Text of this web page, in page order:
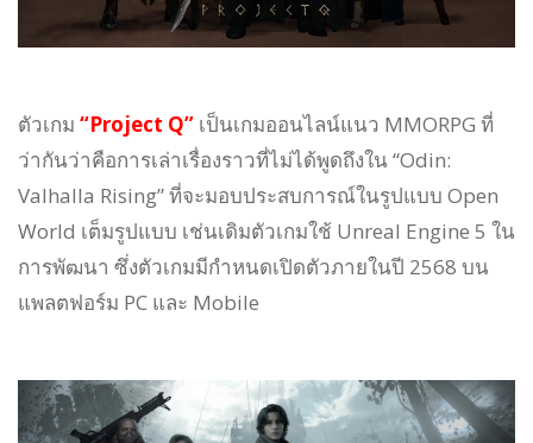
ตัวเกม “Project Q” เป็นเกมออนไลน์แนว MMORPG ที่
ว่ากันว่าคือการเล่าเรื่องราวที่ไม่ได้พูดถึงใน “Odin:
Valhalla Rising” ที่จะมอบประสบการณ์ในรูปแบบ Open
World เต็มรูปแบบ เช่นเดิมตัวเกมใช้ Unreal Engine 5 ใน
การพัฒนา ซึ่งตัวเกมมีกำหนดเปิดตัวภายในปี 2568 บน
แพลตฟอร์ม PC และ Mobile